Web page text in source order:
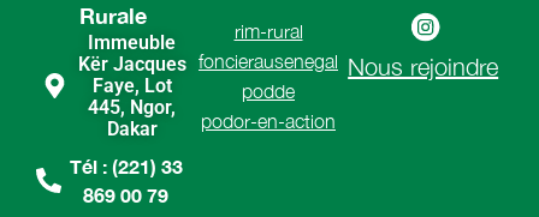
Rurale
Immeuble
Kër Jacques
Faye, Lot
445, Ngor,
Dakar
Tél : (221) 33
869 00 79
rim-rural
foncierausenegal
podde
podor-en-action
Nous rejoindre